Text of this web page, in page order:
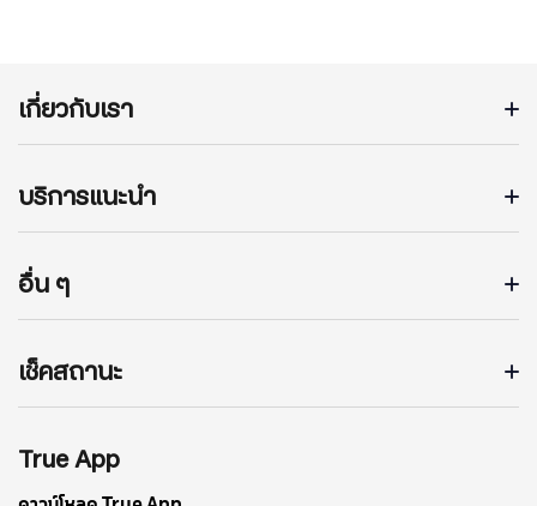
เกี่ยวกับเรา
บริการแนะนำ
อื่น ๆ
เช็คสถานะ
True App